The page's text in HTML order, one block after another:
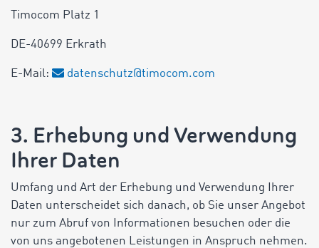
Timocom Platz 1
DE-40699 Erkrath
E-Mail: datenschutz@timocom.com
3. Erhebung und Verwendung
Ihrer Daten
Umfang und Art der Erhebung und Verwendung Ihrer
Daten unterscheidet sich danach, ob Sie unser Angebot
nur zum Abruf von Informationen besuchen oder die
von uns angebotenen Leistungen in Anspruch nehmen.